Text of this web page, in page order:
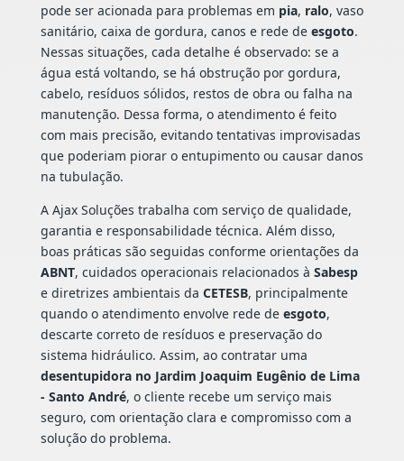
pode ser acionada para problemas em pia, ralo, vaso
sanitário, caixa de gordura, canos e rede de esgoto.
Nessas situações, cada detalhe é observado: se a
água está voltando, se há obstrução por gordura,
cabelo, resíduos sólidos, restos de obra ou falha na
manutenção. Dessa forma, o atendimento é feito
com mais precisão, evitando tentativas improvisadas
que poderiam piorar o entupimento ou causar danos
na tubulação.
A Ajax Soluções trabalha com serviço de qualidade,
garantia e responsabilidade técnica. Além disso,
boas práticas são seguidas conforme orientações da
ABNT, cuidados operacionais relacionados à Sabesp
e diretrizes ambientais da CETESB, principalmente
quando o atendimento envolve rede de esgoto,
descarte correto de resíduos e preservação do
sistema hidráulico. Assim, ao contratar uma
desentupidora no Jardim Joaquim Eugênio de Lima
- Santo André, o cliente recebe um serviço mais
seguro, com orientação clara e compromisso com a
solução do problema.